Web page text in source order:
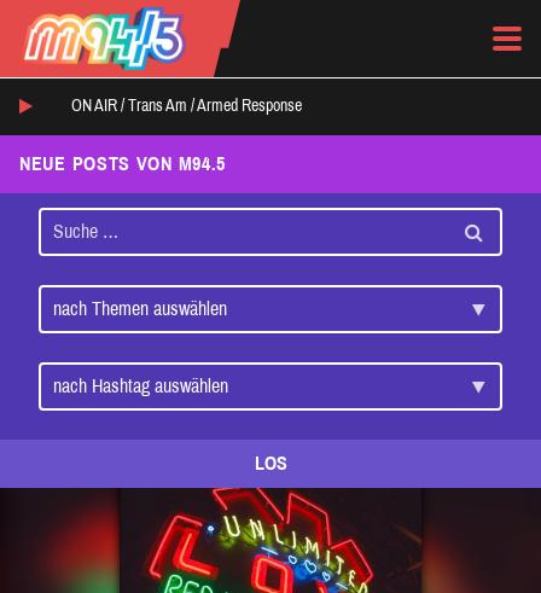
ON AIR / Trans Am /Armed Response
NEUE POSTS VON M94.5
LOS